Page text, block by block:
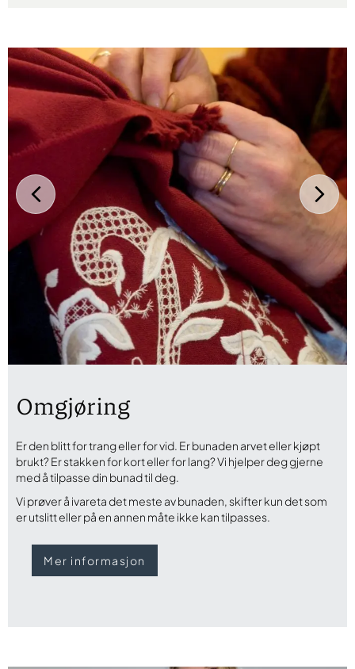
Omgjøring
Er den blitt for trang eller for vid. Er bunaden arvet eller kjøpt
brukt? Er stakken for kort eller for lang? Vi hjelper deg gjerne
med å tilpasse din bunad til deg.
Vi prøver å ivareta det meste av bunaden, skifter kun det som
er utslitt eller på en annen måte ikke kan tilpasses.
Mer informasjon